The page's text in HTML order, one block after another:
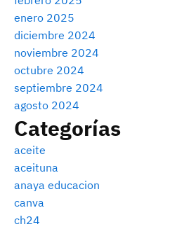
enero 2025
diciembre 2024
noviembre 2024
octubre 2024
septiembre 2024
agosto 2024
Categorías
aceite
aceituna
anaya educacion
canva
ch24